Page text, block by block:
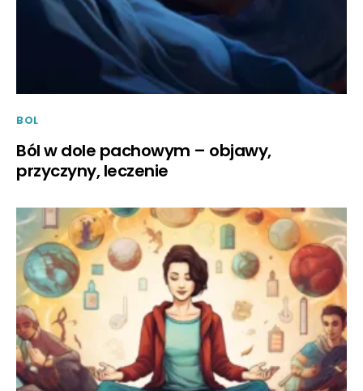
BOL
Ból w dole pachowym – objawy,
przyczyny, leczenie